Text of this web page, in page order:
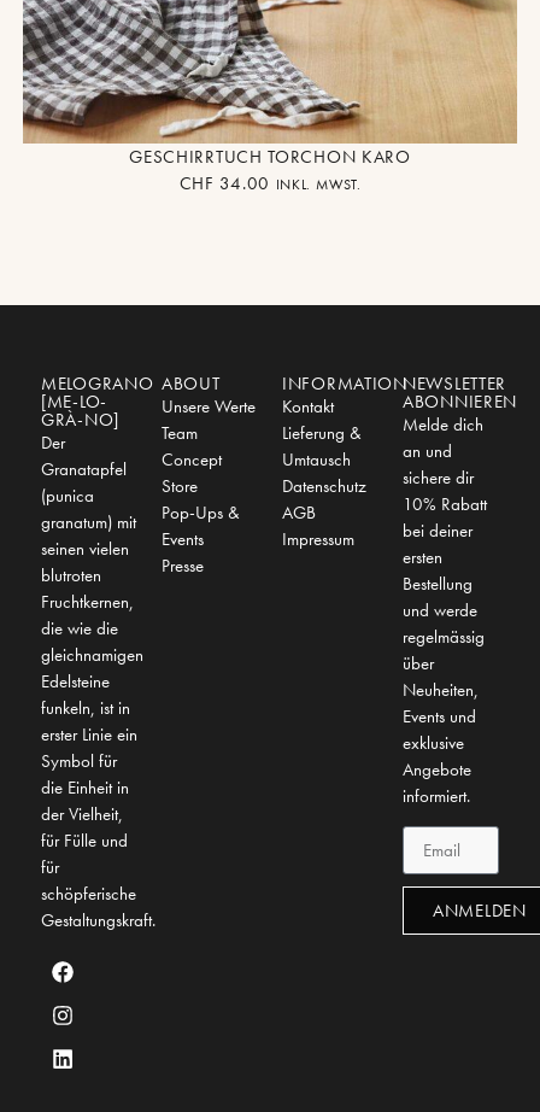
GESCHIRRTUCH TORCHON KARO
CHF 34.00 INKL. MWST.
MELOGRANO
[ME-LO-
GRÀ-NO]
Der
Granatapfel
(punica
granatum) mit
seinen vielen
blutroten
Fruchtkernen,
die wie die
gleichnamigen
Edelsteine
funkeln, ist in
erster Linie ein
Symbol für
die Einheit in
der Vielheit,
für Fülle und
für
schöpferische
Gestaltungskraft.
ABOUT
Unsere Werte
Team
Concept
Store
Pop-Ups &
Events
Presse
INFORMATION
Kontakt
Lieferung &
Umtausch
Datenschutz
AGB
Impressum
NEWSLETTER
ABONNIEREN
Melde dich
an und
sichere dir
10% Rabatt
bei deiner
ersten
Bestellung
und werde
regelmässig
über
Neuheiten,
Events und
exklusive
Angebote
informiert.
ANMELDEN